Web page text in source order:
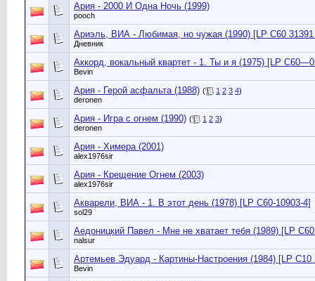
Ария - 2000 И Одна Ночь (1999)
pooch
Ариэль, ВИА - Любимая, но чужая (1990) [LP С60 31391
Дневник
Аккорд, вокальный квартет - 1. Ты и я (1975) [LP
Bevin
Ария - Герой асфальта (1988) ( 1 2 3 4)
deronen
Ария - Игра с огнем (1990) ( 1 2 3)
deronen
Ария ‎- Химера (2001)
alex1976sir
Ария ‎- Крещение Огнем (2003)
alex1976sir
Акварели, ВИА - 1. В этот день (1978) [LP С60-10903-4]
sol29
Аедоницкий Павел - Мне не хватает тебя (1989) [LP
nalsur
Артемьев Эдуард - Картины-Настроения (1984) [LP С10
Bevin